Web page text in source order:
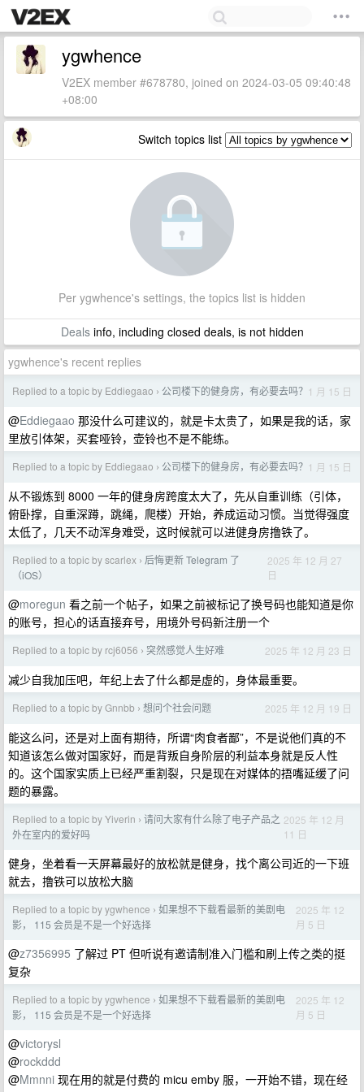
ygwhence
V2EX member #678780, joined on 2024-03-05 09:40:48
+08:00
Switch topics list
Per ygwhence's settings, the topics list is hidden
Dealsinfo, including closed deals, is not hidden
ygwhence's recent replies
Replied to a topic by Eddiegaao › 公司楼下的健身房，有必要去吗？ 1 月 15 日
@Eddiegaao 那没什么可建议的，就是卡太贵了，如果是我的话，家
里放引体架，买套哑铃，壶铃也不是不能练。
Replied to a topic by Eddiegaao › 公司楼下的健身房，有必要去吗？ 1 月 15 日
从不锻炼到 8000 一年的健身房跨度太大了，先从自重训练（引体，
俯卧撑，自重深蹲，跳绳，爬楼）开始，养成运动习惯。当觉得强度
太低了，几天不动浑身难受，这时候就可以进健身房撸铁了。
Replied to a topic by scarlex › 后悔更新 Telegram 了
（iOS）
2025 年 12 月 27
日
@moregun 看之前一个帖子，如果之前被标记了换号码也能知道是你
的账号，担心的话直接弃号，用境外号码新注册一个
Replied to a topic by rcj6056 › 突然感觉人生好难 2025 年 12 月 23 日
减少自我加压吧，年纪上去了什么都是虚的，身体最重要。
Replied to a topic by Gnnbb › 想问个社会问题 2025 年 12 月 19 日
能这么问，还是对上面有期待，所谓“肉食者鄙”，不是说他们真的不
知道该怎么做对国家好，而是背叛自身阶层的利益本身就是反人性
的。这个国家实质上已经严重割裂，只是现在对媒体的捂嘴延缓了问
题的暴露。
Replied to a topic by Yiverin › 请问大家有什么除了电子产品之
外在室内的爱好吗
2025 年 12 月
11 日
健身，坐着看一天屏幕最好的放松就是健身，找个离公司近的一下班
就去，撸铁可以放松大脑
Replied to a topic by ygwhence › 如果想不下载看最新的美剧电
影， 115 会员是不是一个好选择
2025 年 12
月 5 日
@z7356995 了解过 PT 但听说有邀请制准入门槛和刷上传之类的挺
复杂
Replied to a topic by ygwhence › 如果想不下载看最新的美剧电
影， 115 会员是不是一个好选择
2025 年 12
月 5 日
@victorysl
@rockddd
@Mmnni 现在用的就是付费的 micu emby 服，一开始不错，现在经